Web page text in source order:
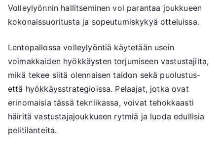
Volleylyönnin hallitseminen voi parantaa joukkueen
kokonaissuoritusta ja sopeutumiskykyä otteluissa.
Lentopallossa volleylyöntiä käytetään usein
voimakkaiden hyökkäysten torjumiseen vastustajilta,
mikä tekee siitä olennaisen taidon sekä puolustus-
että hyökkäysstrategioissa. Pelaajat, jotka ovat
erinomaisia tässä tekniikassa, voivat tehokkaasti
häiritä vastustajajoukkueen rytmiä ja luoda edullisia
pelitilanteita.